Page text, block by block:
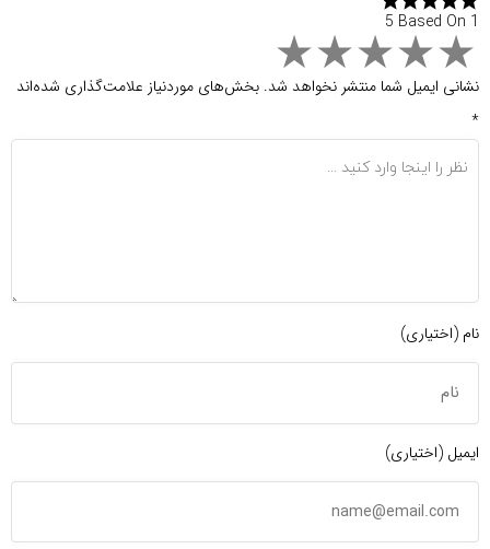
5 Based On 1
نشانی ایمیل شما منتشر نخواهد شد. بخش‌های موردنیاز علامت‌گذاری شده‌اند
*
نام (اختیاری)
ایمیل (اختیاری)